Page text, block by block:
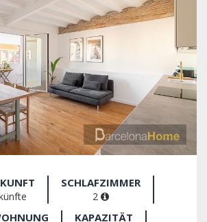
SCHLAFZIMMER
2
KAPAZITÄT